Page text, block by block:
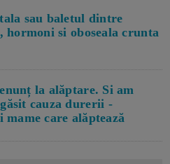
sau baletul dintre
hormoni si oboseala crunta
la alăptare. Si am
cauza durerii -
mame care alăptează